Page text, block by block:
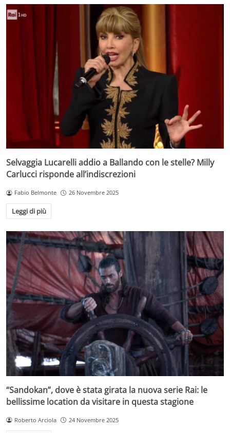
Selvaggia Lucarelli addio a Ballando con le stelle? Milly
Carlucci risponde all’indiscrezioni
Fabio Belmonte 26 Novembre 2025
Leggi di più
“Sandokan”, dove è stata girata la nuova serie Rai: le
bellissime location da visitare in questa stagione
Roberto Arciola 24 Novembre 2025